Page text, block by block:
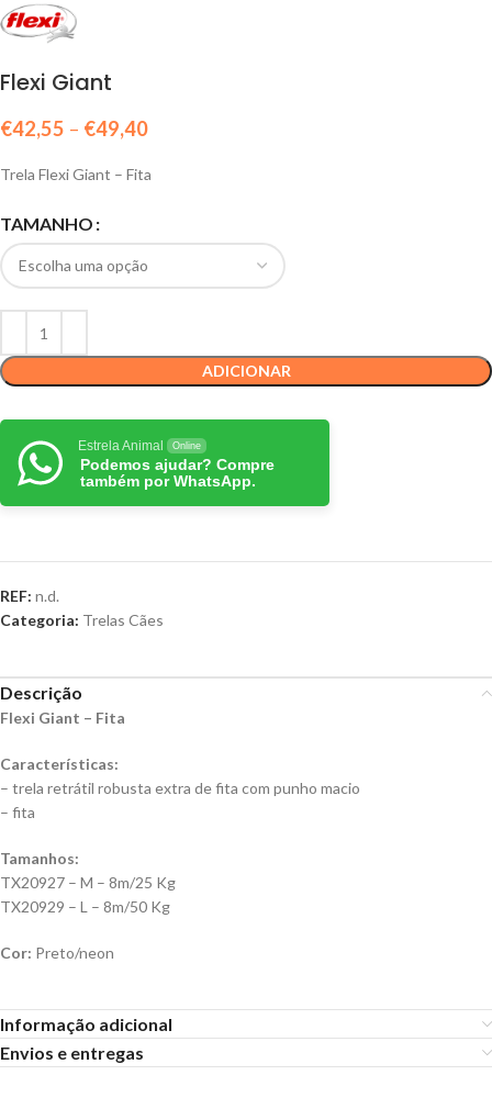
Flexi Giant
€42,55 – €49,40
Trela Flexi Giant – Fita
TAMANHO
ADICIONAR
Estrela Animal Online
Podemos ajudar? Compre
também por WhatsApp.
REF: n.d.
Categoria: Trelas Cães
Descrição
Flexi Giant – Fita
Características:
– trela retrátil robusta extra de fita com punho macio
– fita
Tamanhos:
TX20927 – M – 8m/25 Kg
TX20929 – L – 8m/50 Kg
Cor: Preto/neon
Informação adicional
Envios e entregas